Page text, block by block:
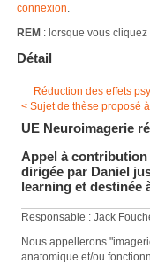
connexion
REM : lorsque vous cliquez
Détail
Réduction des effets
< Sujet de thèse proposé
UE Neuroimagerie
Appel à
dirigée par Daniel
learning et destinée
Responsable : Jack
Nous appellerons
anatomique et/ou